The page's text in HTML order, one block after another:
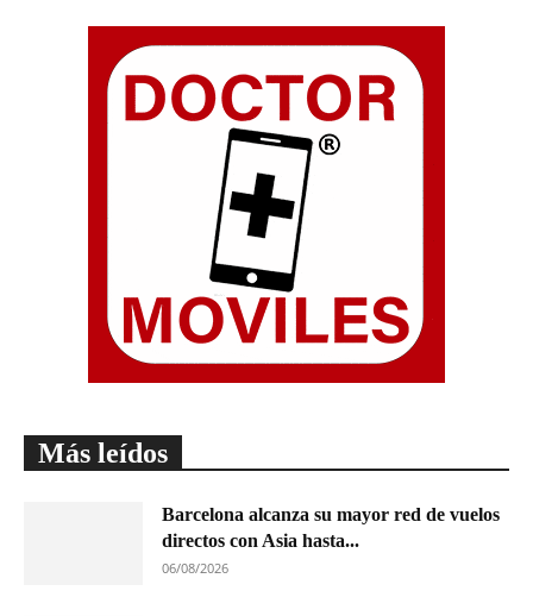
Más leídos
Barcelona alcanza su mayor red de vuelos
directos con Asia hasta...
06/08/2026